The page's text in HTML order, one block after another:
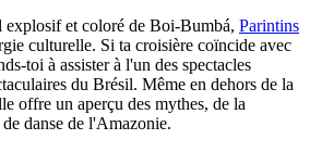
explosif et coloré de Boi-Bumbá, Parintins
culturelle. Si ta croisière coïncide avec
toi à assister à l'un des spectacles
du Brésil. Même en dehors de la
offre un aperçu des mythes, de la
danse de l'Amazonie.